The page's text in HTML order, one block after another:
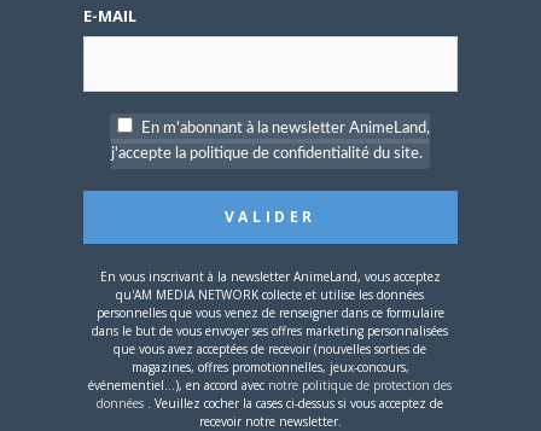
mes vieux Picsou Magazine pour trouver
pas mal de magazines par terre
).
Pour les références, comme il s’agit de
hors série de picsou mag’, je te renvois aux
liens donnés plus haut à KP.
Citation (neshi)
Tiens Bub, toi qui est un quasi expert en
Rosa, est ce que tu te rappelles du nom de
l’histoire où le coffre de Picsou part sur un
E-MAIL
En m'abonnant à la newsletter AnimeLand,
j'accepte la politique de confidentialité du site.
En vous inscrivant à la newsletter AnimeLand, vous acceptez
qu'AM MEDIA NETWORK collecte et utilise les données
personnelles que vous venez de renseigner dans ce formulaire
dans le but de vous envoyer ses offres marketing personnalisées
que vous avez acceptées de recevoir (nouvelles sorties de
magazines, offres promotionnelles, jeux-concours,
événementiel...), en accord avec notre politique de protection des
données . Veuillez cocher la cases ci-dessus si vous acceptez de
recevoir notre newsletter.